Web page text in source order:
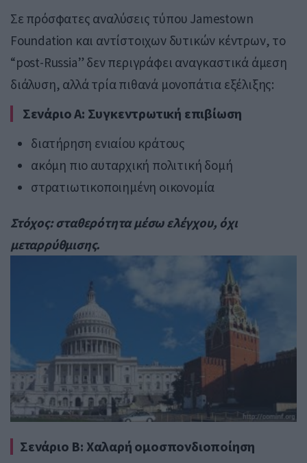
Σε πρόσφατες αναλύσεις τύπου Jamestown
Foundation και αντίστοιχων δυτικών κέντρων, το
“post-Russia” δεν περιγράφει αναγκαστικά άμεση
διάλυση, αλλά τρία πιθανά μονοπάτια εξέλιξης:
Σενάριο A: Συγκεντρωτική επιβίωση
διατήρηση ενιαίου κράτους
ακόμη πιο αυταρχική πολιτική δομή
στρατιωτικοποιημένη οικονομία
Στόχος: σταθερότητα μέσω ελέγχου, όχι
μεταρρύθμισης.
Σενάριο B: Χαλαρή ομοσπονδιοποίηση